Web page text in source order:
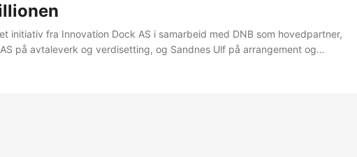
initiativ fra Innovation Dock AS i samarbeid med DNB som hovedpartner,
på avtaleverk og verdisetting, og Sandnes Ulf på arrangement og
får pitche og 13 investorer avgjør hvem som får 1mill investert gjennom ett